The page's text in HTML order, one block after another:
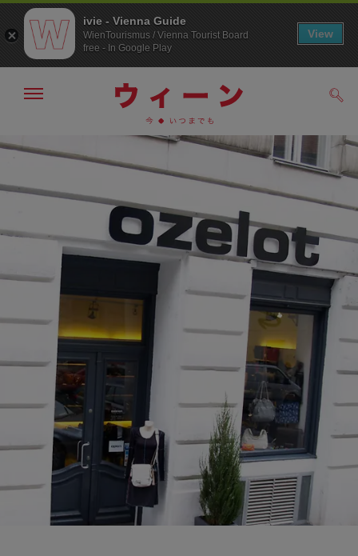
メ
ー
こ
ー
ト
へ
メ
ー
の
示・
ivie - Vienna Guide
WienTourismus / Vienna Tourist Board
free - In Google Play
View